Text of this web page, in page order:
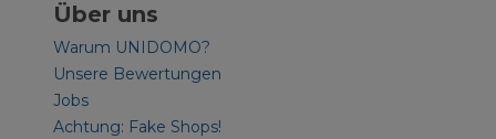
Über uns
Warum UNIDOMO?
Unsere Bewertungen
Jobs
Achtung: Fake Shops!